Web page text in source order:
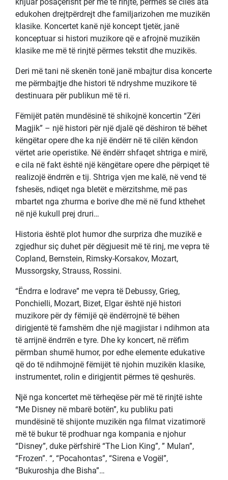
edukohen drejtpërdrejt dhe familjarizohen me muzikën
klasike. Koncertet kanë një koncept tjetër, janë
konceptuar si histori muzikore që e afrojnë muzikën
klasike me më të rinjtë përmes tekstit dhe muzikës.
Deri më tani në skenën tonë janë mbajtur disa koncerte
me përmbajtje dhe histori të ndryshme muzikore të
destinuara për publikun më të ri.
Fëmijët patën mundësinë të shikojnë koncertin “Zëri
Magjik” – një histori për një djalë që dëshiron të bëhet
këngëtar opere dhe ka një ëndërr në të cilën këndon
vërtet arie operistike. Në ëndërr shfaqet shtriga e mirë,
e cila në fakt është një këngëtare opere dhe përpiqet të
realizojë ëndrrën e tij. Shtriga vjen me kalë, në vend të
fshesës, ndiqet nga bletët e mërzitshme, më pas
mbartet nga zhurma e borive dhe më në fund kthehet
në një kukull prej druri…
Historia është plot humor dhe surpriza dhe muzikë e
zgjedhur siç duhet për dëgjuesit më të rinj, me vepra të
Copland, Bernstein, Rimsky-Korsakov, Mozart,
Mussorgsky, Strauss, Rossini.
“Ëndrra e lodrave” me vepra të Debussy, Grieg,
Ponchielli, Mozart, Bizet, Elgar është një histori
muzikore për dy fëmijë që ëndërrojnë të bëhen
dirigjentë të famshëm dhe një magjistar i ndihmon ata
të arrijnë ëndrrën e tyre. Dhe ky koncert, në rrëfim
përmban shumë humor, por edhe elemente edukative
që do të ndihmojnë fëmijët të njohin muzikën klasike,
instrumentet, rolin e dirigjentit përmes të qeshurës.
Një nga koncertet më tërheqëse për më të rinjtë ishte
“Me Disney në mbarë botën”, ku publiku pati
mundësinë të shijonte muzikën nga filmat vizatimorë
më të bukur të prodhuar nga kompania e njohur
“Disney”, duke përfshirë “The Lion King”, ” Mulan”,
“Frozen”. “, “Pocahontas”, “Sirena e Vogël”,
“Bukuroshja dhe Bisha”…